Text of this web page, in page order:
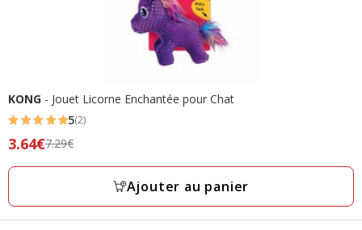
KONG - Jouet Licorne Enchantée pour Chat
5
étoiles
avec
avis
5(2)
Prix
précédent
prix
final
3.64€7.29€
Ajouter au panier